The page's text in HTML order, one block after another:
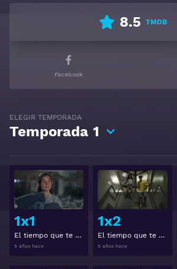
Idioma español latino, subtitulado,
8.5 TMDB
Facebook
ELEGIR TEMPORADA
Temporada 1
1x1
El tiempo que te doy 1x1
5 años hace
Ver
1x2
El tiempo que te doy 1x2
5 años hace